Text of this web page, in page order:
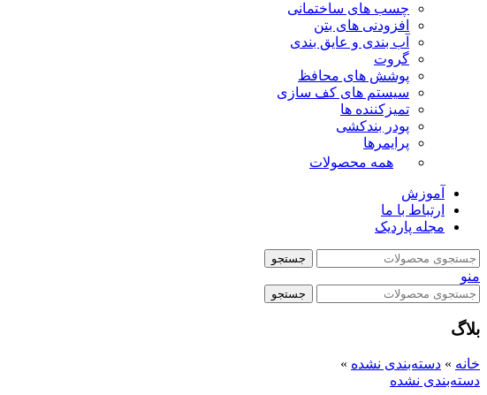
چسب های ساختمانی
افزودنی های بتن
آب بندی و عایق بندی
گروت
پوشش های محافظ
سیستم های کف سازی
تمیزکننده ها
پودر بندکشی
پرایمرها
همه محصولات
آموزش
ارتباط با ما
مجله پاردیک
جستجو
منو
جستجو
بلاگ
خانه » دسته‌بندی نشده »
دسته‌بندی نشده